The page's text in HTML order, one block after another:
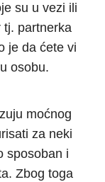
su u vezi ili
tj. partnerka
je da ćete vi
osobu.
moćnog
za neki
sposoban i
Zbog toga